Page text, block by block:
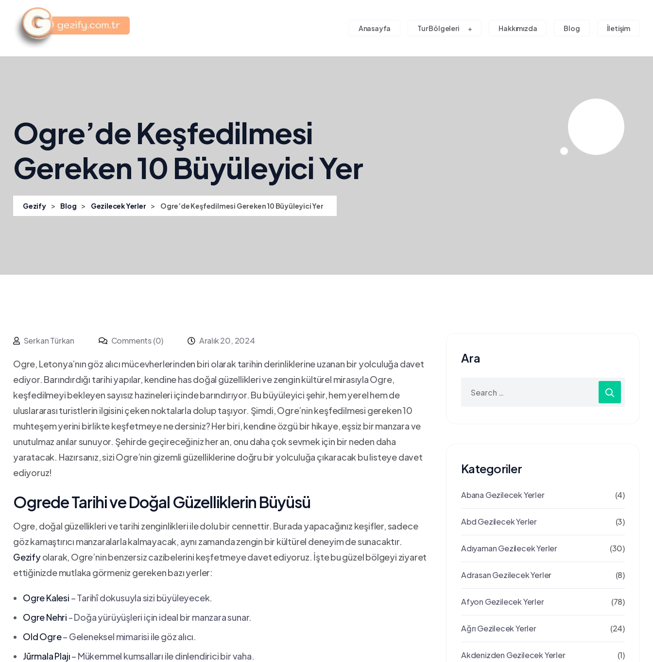
Anasayfa Tur Bölgeleri Hakkımızda Blog İletişim
Ogre’de Keşfedilmesi
Gereken 10 Büyüleyici Yer
Gezify > Blog > Gezilecek Yerler > Ogre’de Keşfedilmesi Gereken 10 Büyüleyici Yer
Serkan Türkan Comments (0) Aralık 20, 2024
Ogre, Letonya’nın ‍göz alıcı mücevherlerinden biri olarak tarihin derinliklerine uzanan bir yolculuğa davet
ediyor. Barındırdığı tarihi yapılar, kendine has doğal güzellikleri ve zengin kültürel mirasıyla⁣ Ogre,
keşfedilmeyi bekleyen sayısız hazineleri ⁤içinde​ barındırıyor. Bu büyüleyici şehir, hem yerel hem de
uluslararası turistlerin ilgisini çeken ⁣noktalarla dolup ​taşıyor. Şimdi, Ogre’nin keşfedilmesi gereken‍ 10
muhteşem yerini birlikte keşfetmeye ne dersiniz? Her biri, kendine özgü bir hikaye, eşsiz ​bir manzara ve
unutulmaz anılar sunuyor. ⁤Şehirde geçireceğiniz her an, onu‍ daha çok sevmek için bir neden daha
yaratacak. ​Hazırsanız, sizi Ogre’nin gizemli güzelliklerine doğru bir yolculuğa çıkaracak bu listeye davet​
ediyoruz!
Ogrede Tarihi ve Doğal Güzelliklerin Büyüsü
Ogre, doğal güzellikleri ve tarihi zenginlikleri ile dolu bir cennettir. ‌Burada yapacağınız keşifler,‌ sadece​
göz kamaştırıcı manzaralarla kalmayacak, aynı zamanda zengin bir⁤ kültürel​ deneyim de sunacaktır. ‍
Gezifyolarak, Ogre’nin benzersiz cazibelerini keşfetmeye davet‌ ediyoruz. İşte bu⁣ güzel bölgeyi ziyaret
ettiğinizde mutlaka ⁢görmeniz gereken bazı yerler:
Ogre Kalesi – Tarihî dokusuyla ⁢sizi büyüleyecek.
Ogre Nehri -‍ Doğa yürüyüşleri için ideal bir manzara sunar.
Old Ogre– Geleneksel‌ mimarisi ile göz alıcı.
Jūrmala Plajı– Mükemmel kumsalları ile dinlendirici bir vaha.
Ara
for:
Kategoriler
Abana Gezilecek Yerler (4)
Abd Gezilecek Yerler (3)
Adıyaman Gezilecek Yerler (30)
Adrasan Gezilecek Yerler (8)
Afyon Gezilecek Yerler (78)
Ağrı Gezilecek Yerler (24)
Akdenizden Gezilecek Yerler (1)